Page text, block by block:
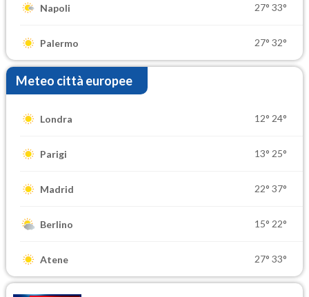
Napoli 27° 33°
Palermo 27° 32°
Meteo città europee
Londra 12° 24°
Parigi 13° 25°
Madrid 22° 37°
Berlino 15° 22°
Atene 27° 33°